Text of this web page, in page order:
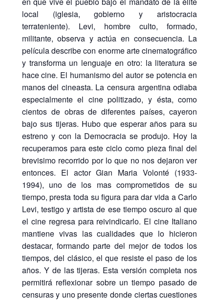
local (iglesia, gobierno y aristocracia
terrateniente). Levi, hombre culto, formado,
militante, observa y actúa en consecuencia. La
película describe con enorme arte cinematográfico
y transforma un lenguaje en otro: la literatura se
hace cine. El humanismo del autor se potencia en
manos del cineasta. La censura argentina odiaba
especialmente el cine politizado, y ésta, como
cientos de obras de diferentes países, cayeron
bajo sus tijeras. Hubo que esperar años para su
estreno y con la Democracia se produjo. Hoy la
recuperamos para este ciclo como pieza final del
brevisimo recorrido por lo que no nos dejaron ver
entonces. El actor Gian Maria Volonté (1933-
1994), uno de los mas comprometidos de su
tiempo, presta toda su figura para dar vida a Carlo
Levi, testigo y artista de ese tiempo oscuro al que
el cine regresa para reivindicarlo. El cine Italiano
mantiene vivas las cualidades que lo hicieron
destacar, formando parte del mejor de todos los
tiempos, del clásico, el que resiste el paso de los
años. Y de las tijeras. Esta versión completa nos
permitirá reflexionar sobre un tiempo pasado de
censuras y uno presente donde ciertas cuestiones